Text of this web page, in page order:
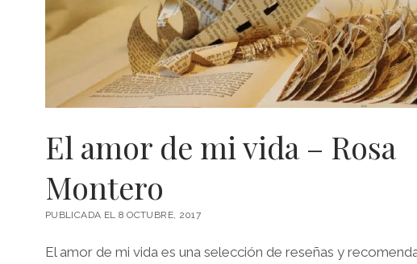
El amor de mi vida – Rosa
Montero
PUBLICADA EL 8 OCTUBRE, 2017
El amor de mi vida es una selección de reseñas y